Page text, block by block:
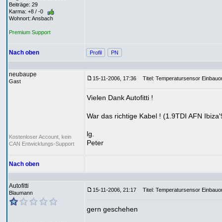
Beiträge: 29
Karma: +8 / -0
Wohnort: Ansbach
Premium Support
Nach oben Profil PN
neubaupe
Gast
Kostenloser Account, kein
CAN Entwicklungs-Support
15-11-2006, 17:36 Titel: Temperatursensor
Vielen Dank Autofitti !
War das richtige Kabel ! (1.9TDI AFN
lg.
Peter
Nach oben
Autofitti
Blaumann 15-11-2006, 21:17 Titel: Temperatursensor
gern geschehen